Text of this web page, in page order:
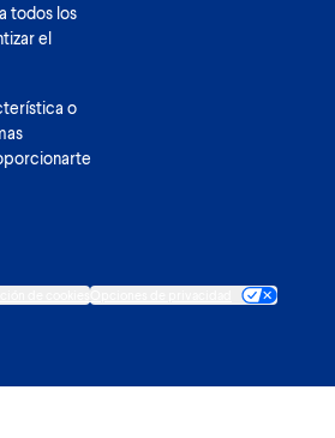
todos los
el
o
de cookiesOpciones de privacidad